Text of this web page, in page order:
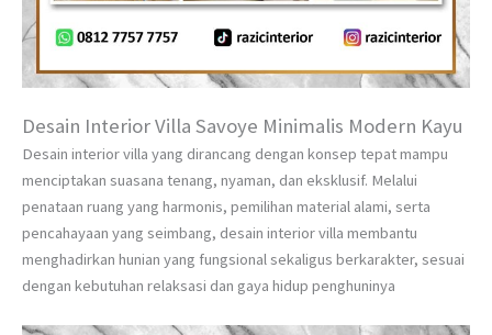
Desain Interior Villa Savoye Minimalis Modern Kayu
Desain interior villa yang dirancang dengan konsep tepat mampu
menciptakan suasana tenang, nyaman, dan eksklusif. Melalui
penataan ruang yang harmonis, pemilihan material alami, serta
pencahayaan yang seimbang, desain interior villa membantu
menghadirkan hunian yang fungsional sekaligus berkarakter, sesuai
dengan kebutuhan relaksasi dan gaya hidup penghuninya